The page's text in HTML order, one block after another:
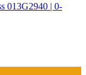
013G2940 | 0-